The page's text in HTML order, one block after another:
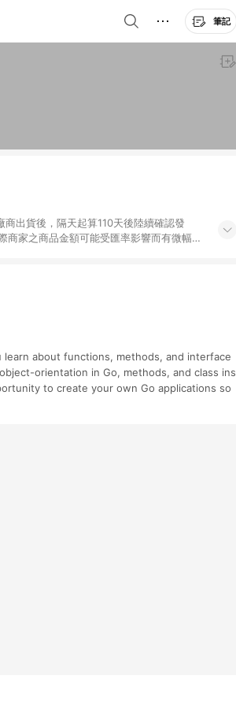
筆記
出貨後，隔天起算110天後陸續確認發
家之商品金額可能受匯率影響而有微幅差
訂單完成後的顯示金額可能包含部分運費
about functions, methods, and interface
orientation in Go, methods, and class ins
to create your own Go applications so